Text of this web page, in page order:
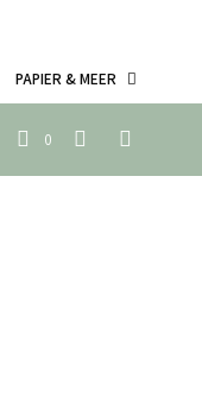
PAPIER & MEER
0